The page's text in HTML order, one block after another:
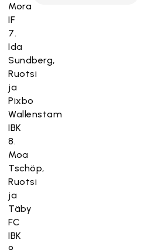
Mora
IF
7.
Ida
Sundberg,
Ruotsi
ja
Pixbo
Wallenstam
IBK
8.
Moa
Tschöp,
Ruotsi
ja
Täby
FC
IBK